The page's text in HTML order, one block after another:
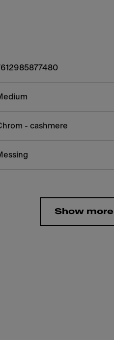
- cashmere
Show more